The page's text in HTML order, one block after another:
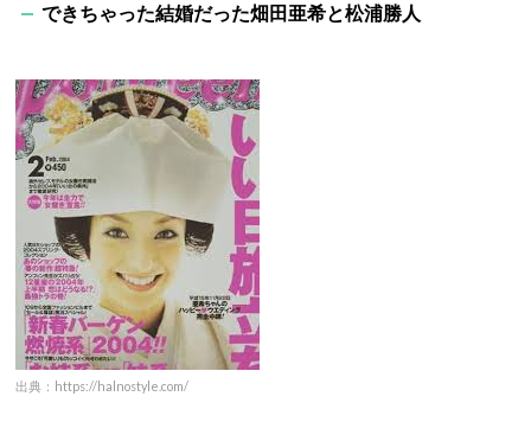
できちゃった結婚だった畑田亜希と松浦勝人
出典：https://halnostyle.com/